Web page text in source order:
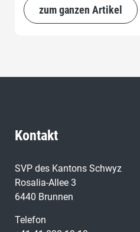
den Unternehmen zu schaffen
zum ganzen Artikel
Kontakt
SVP des Kantons Schwyz
Rosalia-Allee 3
6440 Brunnen
Telefon